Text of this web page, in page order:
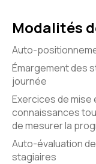
Modalités
Auto-
Émargement des
journée
Exercices de mise
connaissances
de mesurer la
Auto-évaluation
stagiaires